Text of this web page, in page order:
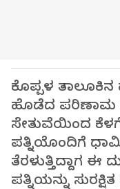
ಕೊಪ್ಪಳ ತಾಲೂಕಿನ
ಹೊಡೆದ ಪರಿಣಾಮ
ಸೇತುವೆಯಿಂದ ಕೆಳಗೆ
ಪತ್ನಿಯೊಂದಿಗೆ
ತೆರಳುತ್ತಿದ್ದಾಗ
ಪತ್ನಿಯನ್ನು ಸುರಕ್ಷಿತ